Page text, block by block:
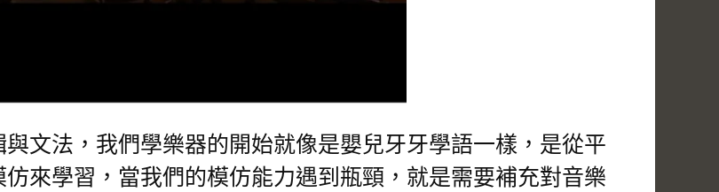
文法，我們學樂器的開始就像是嬰兒牙牙學語一樣，是從平
來學習，當我們的模仿能力遇到瓶頸，就是需要補充對音樂